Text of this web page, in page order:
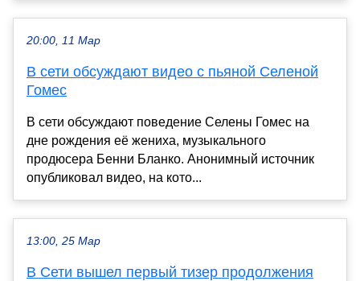
20:00, 11 Мар
В сети обсуждают видео с пьяной Селеной
Гомес
В сети обсуждают поведение Селены Гомес на
дне рождения её жениха, музыкального
продюсера Бенни Бланко. Анонимный источник
опубликовал видео, на кото...
13:00, 25 Мар
В Сети вышел первый тизер продолжения